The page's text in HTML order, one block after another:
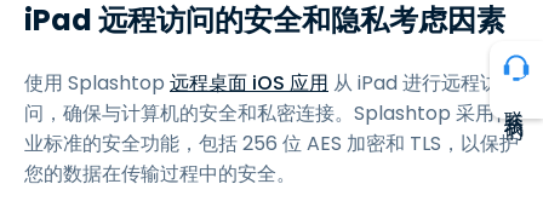
iPad 远程访问的安全和隐私考虑因素
使用 Splashtop 远程桌面 iOS 应用 从 iPad 进行远程访
问，确保与计算机的安全和私密连接。Splashtop 采用行
业标准的安全功能，包括 256 位 AES 加密和 TLS，以保护
您的数据在传输过程中的安全。